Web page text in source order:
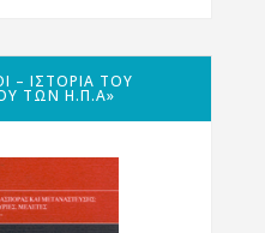
– ΙΣΤΟΡΊΑ ΤΟΥ
ΤΩΝ Η.Π.Α»